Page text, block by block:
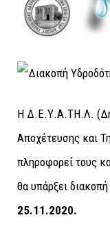
Η Δ.Ε.Υ.Α.ΤΗ.Λ.
Αποχέτευσης και
πληροφορεί τους
θα υπάρξει
25.11.2020.